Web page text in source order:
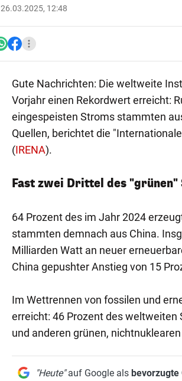
26.03.2025, 12:48
Gute Nachrichten: Die weltweite
Vorjahr einen Rekordwert erreicht:
eingespeisten Stroms stammten
Quellen, berichtet die
(IRENA).
Fast zwei Drittel des "grünen"
64 Prozent des im Jahr 2024
stammten demnach aus China.
Milliarden Watt an neuer
China gepushter Anstieg von 15
Im Wettrennen von fossilen und
erreicht: 46 Prozent des weltweiten
und anderen grünen,
"Heute"auf Google als bevorzugte